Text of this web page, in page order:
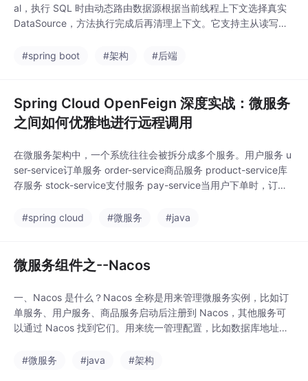
al，执行 SQL 时由动态路由数据源根据当前线程上下文选择真实
DataSource，方法执行完成后再清理上下文。它支持主从读写分
等连接池集成，也可以结合 Seata 处理分布式事务。实际项目中
#spring boot #架构 #后端
Spring Cloud OpenFeign 深度实战：微服务
之间如何优雅地进行远程调用
在微服务架构中，一个系统往往会被拆分成多个服务。用户服务 u
ser-service订单服务 order-service商品服务 product-service库
存服务 stock-service支付服务 pay-service当用户下单时，订单
详情，调用库存服务扣减库存，调用支付服务发起支付。微服务之
#spring cloud #微服务 #java
微服务组件之--Nacos
一、Nacos 是什么？Nacos 全称是用来管理微服务实例，比如订
单服务、用户服务、商品服务启动后注册到 Nacos，其他服务可
以通过 Nacos 找到它们。用来统一管理配置，比如数据库地址、
Nacos 的定位也是：帮助开发者发现、配置和管理微服务，支持
#微服务 #java #架构